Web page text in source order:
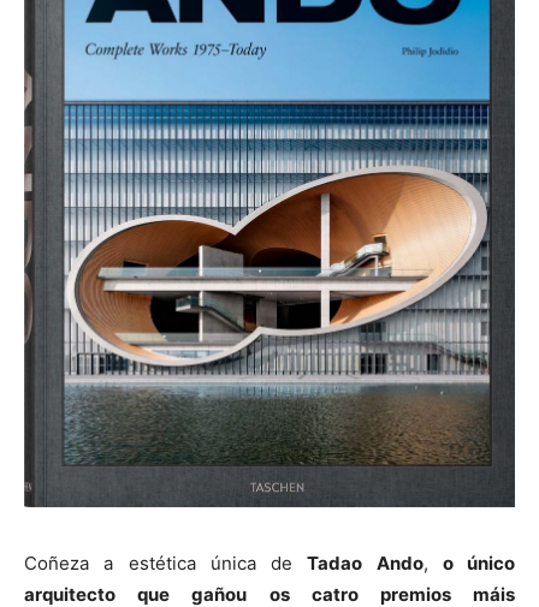
Coñeza a estética única deTadao Ando, o único
arquitecto que gañou os catro premios máis